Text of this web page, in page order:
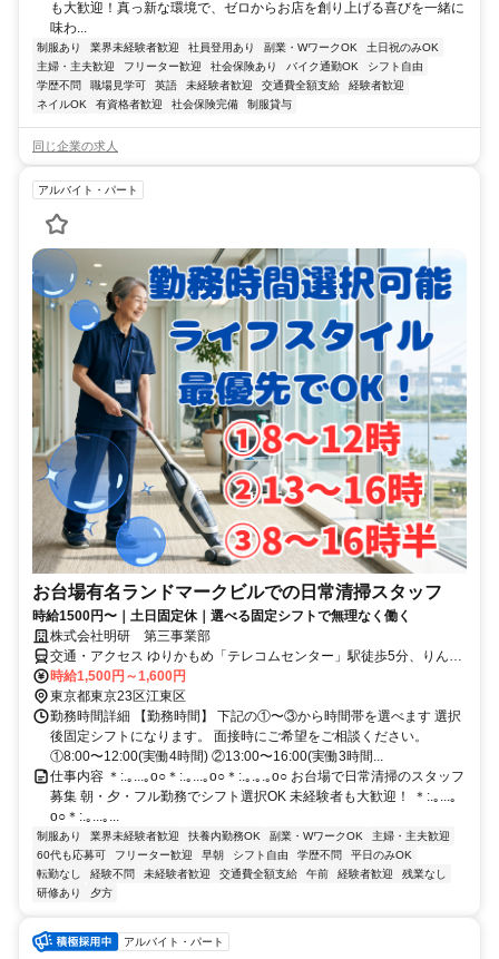
も大歓迎！真っ新な環境で、ゼロからお店を創り上げる喜びを一緒に
味わ...
制服あり 業界未経験者歓迎 社員登用あり 副業・WワークOK
土日祝のみOK
主婦・主夫歓迎
フリーター歓迎 社会保険あり バイク通勤OK
シフト自由
学歴不問
職場見学可 英語 未経験者歓迎 交通費全額支給
経験者歓迎
ネイルOK
有資格者歓迎 社会保険完備 制服貸与
同じ企業の求人
アルバイト・パート
お台場有名ランドマークビルでの日常清掃スタッフ
時給1500円〜｜土日固定休｜選べる固定シフトで無理なく働く
株式会社明研 第三事業部
交通・アクセス ゆりかもめ「テレコムセンター」駅徒歩5分、りんか
い線「東京テレポート駅」徒歩10分
時給1,500円～1,600円
東京都東京23区江東区
勤務時間詳細 【勤務時間】 下記の①〜③から時間帯を選べます 選択
後固定シフトになります。 面接時にご希望をご相談ください。
①8:00〜12:00(実働4時間) ②13:00〜16:00(実働3時間...
仕事内容 ＊:.｡...｡o○＊:.｡...｡o○＊:.｡.｡.｡o○ お台場で日常清掃のスタッフ
募集 朝・夕・フル勤務でシフト選択OK 未経験者も大歓迎！ ＊:.｡...｡
o○＊:.｡...｡...
制服あり 業界未経験者歓迎 扶養内勤務OK 副業・WワークOK
主婦・主夫歓迎
60代も応募可
フリーター歓迎 早朝 シフト自由 学歴不問
平日のみOK
転勤なし
経験不問 未経験者歓迎 交通費全額支給 午前 経験者歓迎
残業なし
研修あり
夕方
アルバイト・パート